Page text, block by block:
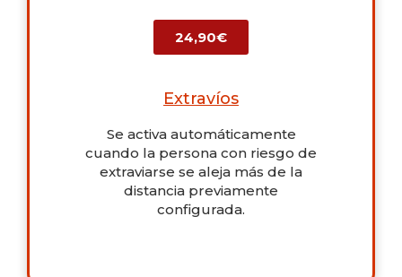
24,90€
Extravíos
Se activa automáticamente
cuando la persona con riesgo de
extraviarse se aleja más de la
distancia previamente
configurada.